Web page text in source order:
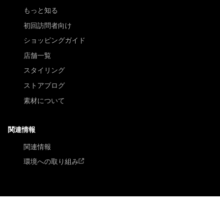
もっと知る
初回訪問者向け
ショッピングガイド
店舗一覧
スタイリング
ストアブログ
素材について
関連情報
関連情報
環境への取り組み